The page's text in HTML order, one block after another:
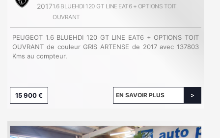
20171.6 BLUEHDI 120 GT LINE EAT6 + OPTIONS TOIT
OUVRANT
PEUGEOT 1.6 BLUEHDI 120 GT LINE EAT6 + OPTIONS TOIT
OUVRANT de couleur GRIS ARTENSE de 2017 avec 137803
Kms au compteur.
15 900 € EN SAVOIR PLUS